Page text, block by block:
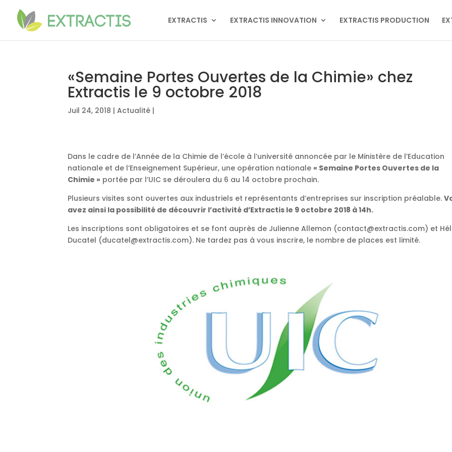
EXTRACTIS EXTRACTIS INNOVATION EXTRACTIS PRODUCTION
«Semaine Portes Ouvertes de la Chimie» chez
Extractis le 9 octobre 2018
Juil 24, 2018 |Actualité |
Dans le cadre de l’Année de la Chimie de l’école à l’université annoncée par le Ministère de l’Education
nationale et de l’Enseignement Supérieur, une opération nationale« Semaine Portes Ouvertes de la
Chimie » portée par l’UIC se déroulera du 6 au 14 octobre prochain.
Plusieurs visites sont ouvertes aux industriels et représentants d’entreprises sur inscription préalable.
avez ainsi la possibilité de découvrir l’activité d’Extractis le 9 octobre 2018 à 14h.
Les inscriptions sont obligatoires et se font auprès de Julienne Allemon (contact@extractis.com) et
Ducatel (ducatel@extractis.com). Ne tardez pas à vous inscrire, le nombre de places est limité.